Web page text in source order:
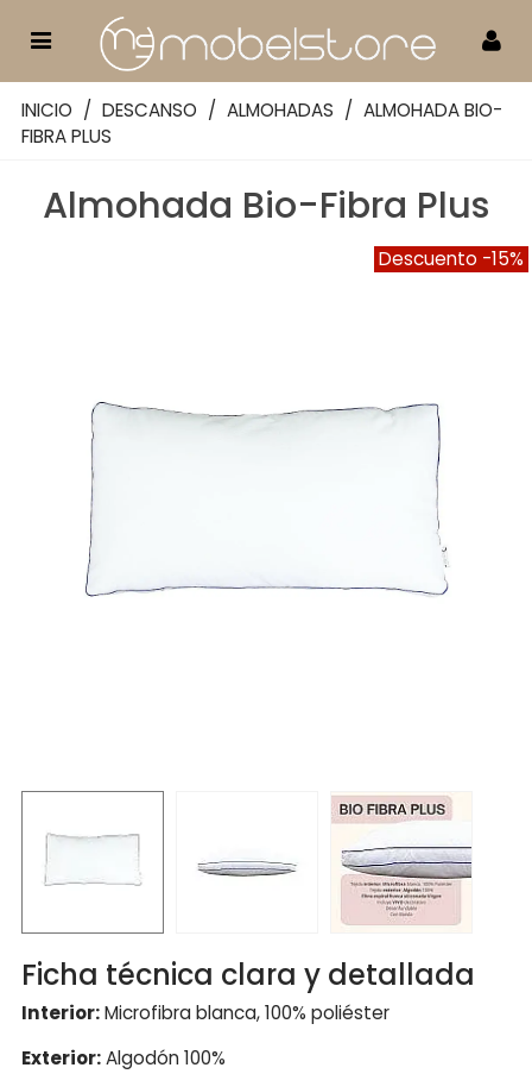
INICIO / DESCANSO / ALMOHADAS / ALMOHADA BIO-
FIBRA PLUS
Almohada Bio-Fibra Plus
Descuento -15%
Ficha técnica clara y detallada
Interior:Microfibra blanca, 100% poliéster
Exterior:Algodón 100%